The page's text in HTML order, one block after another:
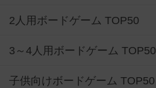
2人用ボードゲーム TOP50
3～4人用ボードゲーム TOP50
子供向けボードゲーム TOP50